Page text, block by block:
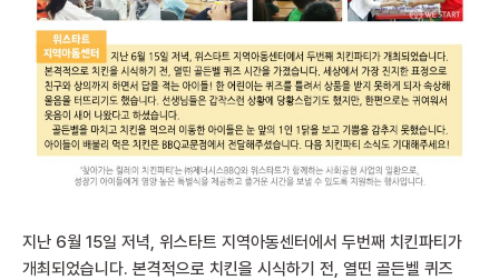
지난 6월 15일 저녁, 위스타트 지역아동센터에서 두번째 치킨파티가
개최되었습니다. 본격적으로 치킨을 시식하기 전, 열띤 골든벨 퀴즈